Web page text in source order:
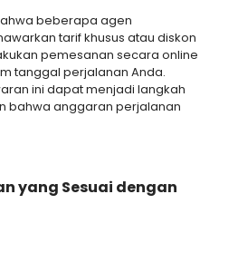
beberapa agen
tarif khusus atau diskon
pemesanan secara online
tanggal perjalanan Anda.
ini dapat menjadi langkah
bahwa anggaran perjalanan
yang Sesuai dengan